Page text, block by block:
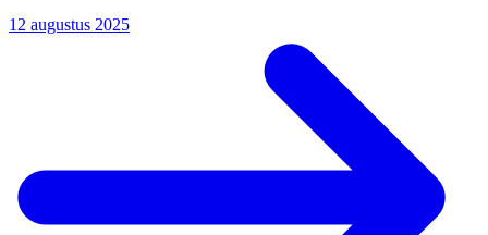
12 augustus 2025